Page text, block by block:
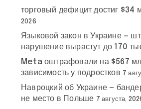
торговый дефицит достиг $34
2026
Языковой закон в Украине —
нарушение вырастут до 170
Meta оштрафовали на $567
зависимость у подростков 7
Навроцкий об Украине —
не место в Польше 7 августа,